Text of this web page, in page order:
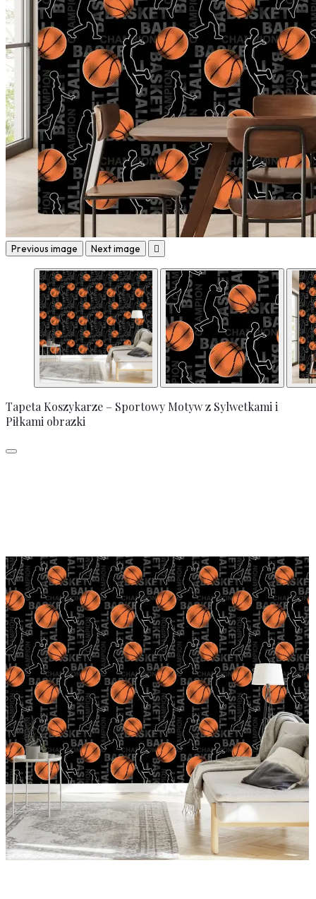
Previous image Next image 
Tapeta Koszykarze – Sportowy Motyw z Sylwetkami i
Piłkami obrazki